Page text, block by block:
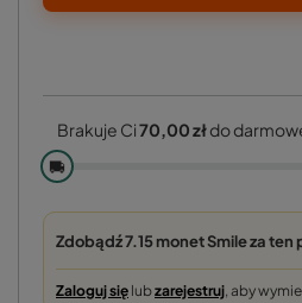
Brakuje Ci70,00 złdo
🚚
Zdobądź7.15 monetSmile za
Zaloguj się lubzarejestruj, aby